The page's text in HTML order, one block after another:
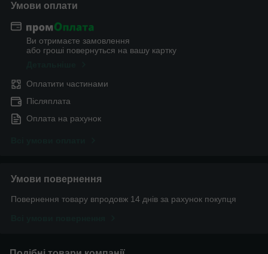
Умови оплати
Ви отримаєте замовлення
або гроші повернуться на вашу картку
Оплатити частинами
Післяплата
Оплата на рахунок
Умови повернення
Повернення товару впродовж 14 днів за рахунок покупця